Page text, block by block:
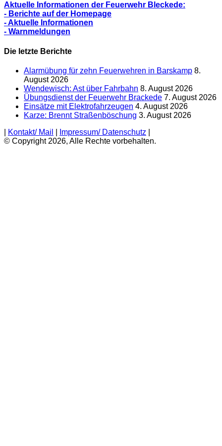
Aktuelle Informationen der Feuerwehr Bleckede:
- Berichte auf der Homepage
- Aktuelle Informationen
- Warnmeldungen
Die letzte Berichte
Alarmübung für zehn Feuerwehren in Barskamp 8.
August 2026
Wendewisch: Ast über Fahrbahn 8. August 2026
Übungsdienst der Feuerwehr Brackede 7. August 2026
Einsätze mit Elektrofahrzeugen 4. August 2026
Karze: Brennt Straßenböschung 3. August 2026
Kontakt/ Mail Impressum/ Datenschutz
© Copyright 2026, Alle Rechte vorbehalten.